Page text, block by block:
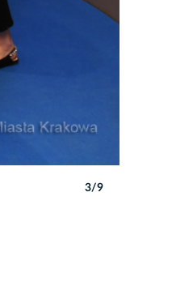
3/9